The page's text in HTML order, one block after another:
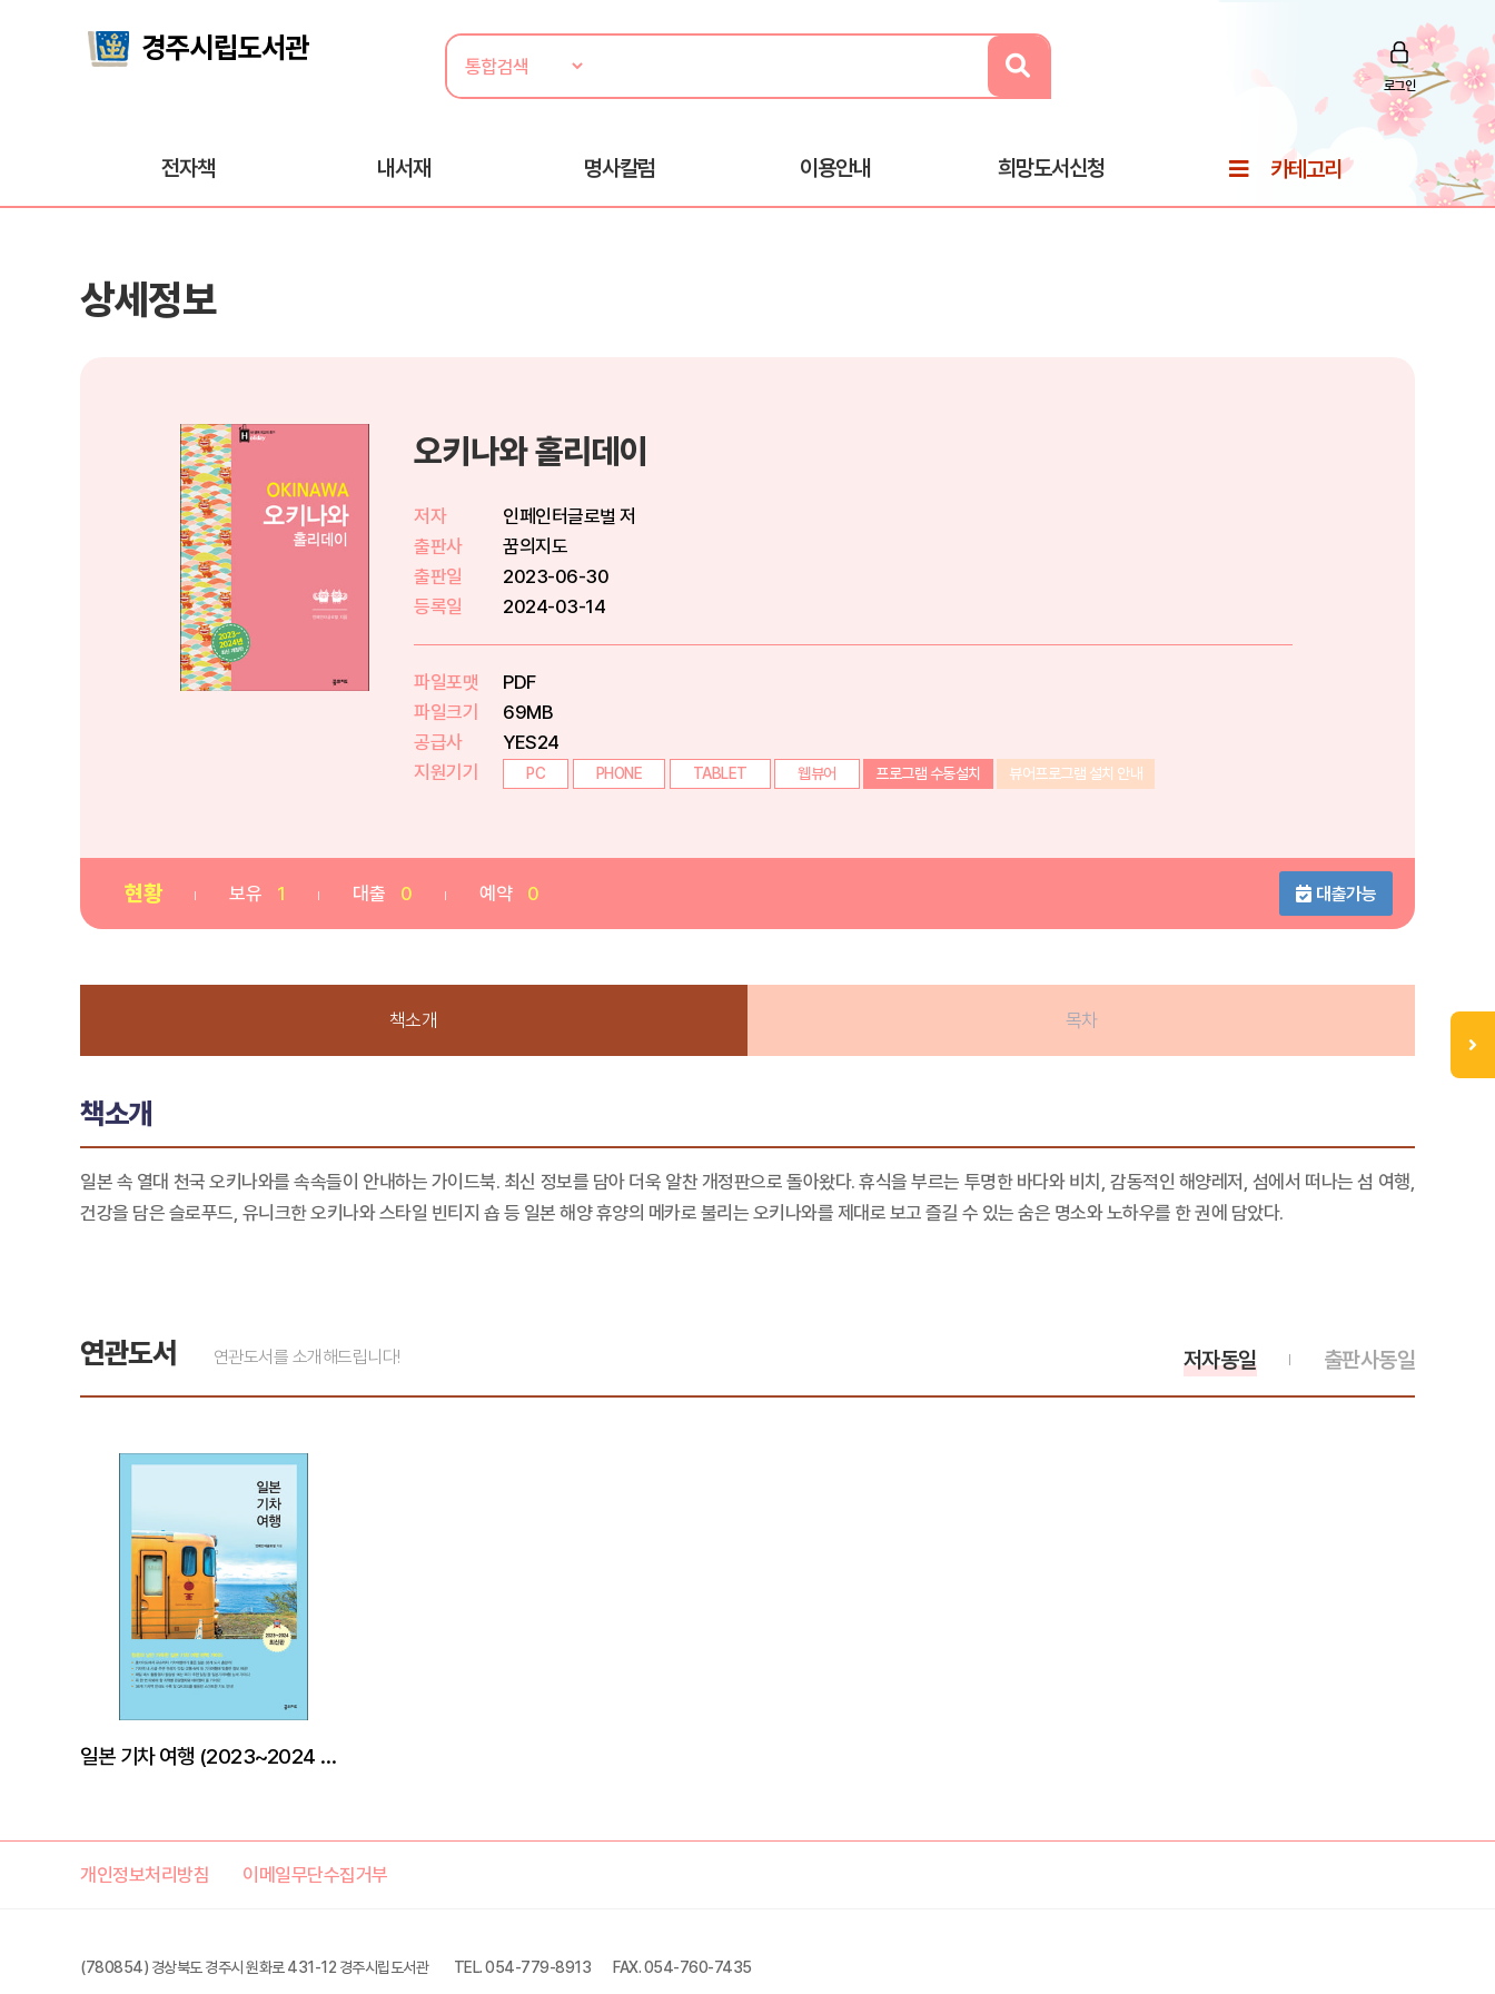
로그인
전자책 내서재 명사칼럼 이용안내 희망도서신청 카테고리
상세정보
오키나와 홀리데이
저자
인페인터글로벌 저
출판사
꿈의지도
출판일
2023-06-30
등록일
2024-03-14
파일포맷
PDF
파일크기
69MB
공급사
YES24
지원기기
PC PHONE TABLET 웹뷰어 프로그램 수동설치 뷰어프로그램 설치 안내
현황 보유 1 대출 0 예약 0 대출가능
책소개 목차
책소개
일본 속 열대 천국 오키나와를 속속들이 안내하는 가이드북. 최신 정보를 담아 더욱 알찬 개정판으로 돌아왔다. 휴식을 부르는 투명한 바다와 비치, 감동적인 해양레저, 섬에서 떠나는 섬 여행,
건강을 담은 슬로푸드, 유니크한 오키나와 스타일 빈티지 숍 등 일본 해양 휴양의 메카로 불리는 오키나와를 제대로 보고 즐길 수 있는 숨은 명소와 노하우를 한 권에 담았다.
연관도서 연관도서를 소개해드립니다! 출판사동일
저자동일
일본 기차 여행 (2023~2024 최신판)
개인정보처리방침 이메일무단수집거부
(780854) 경상북도 경주시 원화로 431-12 경주시립도서관 TEL. 054-779-8913 FAX. 054-760-7435